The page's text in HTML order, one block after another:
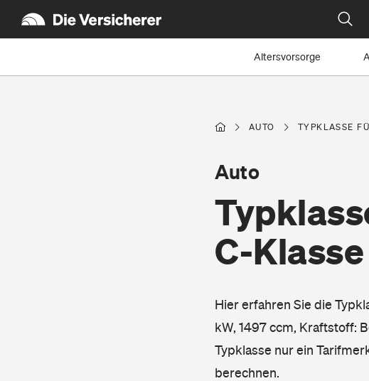
Altersvorsorge
AUTO TYPKLASSE
C-Klasse
Auto
Hier erfahren Sie die
kW, 1497 ccm, Kraftstoff:
Typklasse nur ein
berechnen.